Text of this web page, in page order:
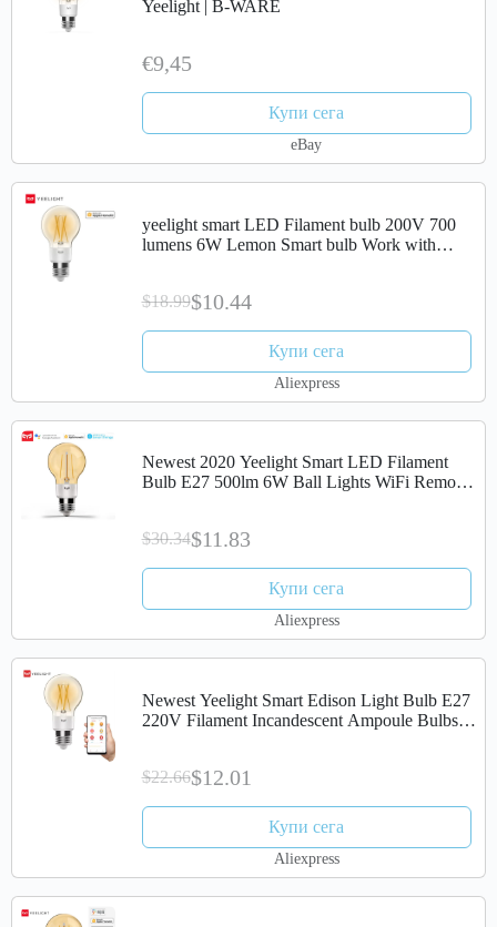
Yeelight | B-WARE
€9,45
Купи сега
eBay
yeelight smart LED Filament bulb 200V 700
lumens 6W Lemon Smart bulb Work with
$18.99$10.44
Купи сега
Aliexpress
Newest 2020 Yeelight Smart LED Filament
Bulb E27 500lm 6W Ball Lights WiFi Remote
$30.34$11.83
Купи сега
Aliexpress
Newest Yeelight Smart Edison Light Bulb E27
220V Filament Incandescent Ampoule Bulbs
$22.66$12.01
Купи сега
Aliexpress